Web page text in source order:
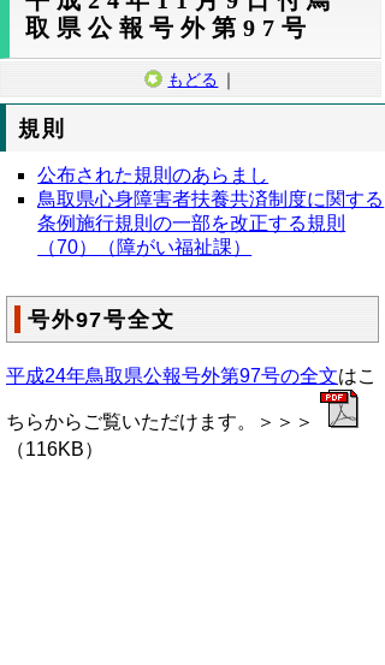
取県公報号外第97号
もどる ｜
規則
公布された規則のあらまし
鳥取県心身障害者扶養共済制度に関する
条例施行規則の一部を改正する規則
（70）（障がい福祉課）
号外97号全文
平成24年鳥取県公報号外第97号の全文はこ
ちらからご覧いただけます。＞＞＞
（116KB）